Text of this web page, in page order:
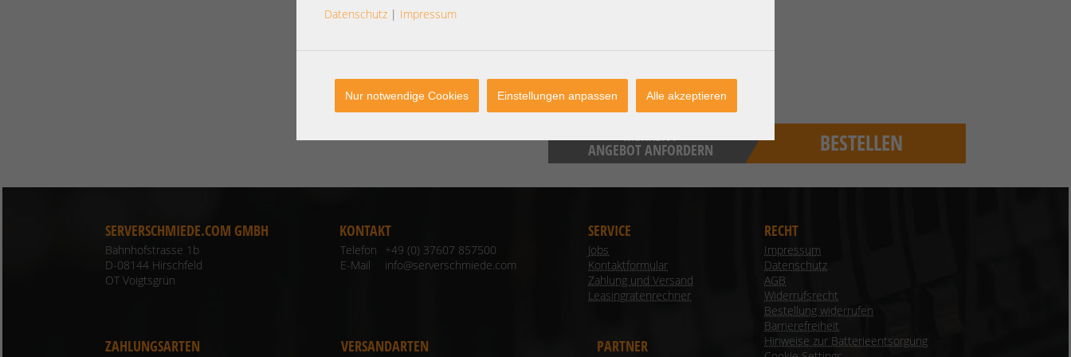
Datenschutz | Impressum
Nur notwendige Cookies Einstellungen anpassen Alle akzeptieren
MERKEN /
ANGEBOT ANFORDERN BESTELLEN
SERVERSCHMIEDE.COM GMBH
Bahnhofstrasse 1b
D-08144 Hirschfeld
OT Voigtsgrün
KONTAKT
Telefon
+49 (0) 37607 857500
E-Mail
info@serverschmiede.com
SERVICE
Jobs
Kontaktformular
Zahlung und Versand
Leasingratenrechner
RECHT
Impressum
Datenschutz
AGB
Widerrufsrecht
Bestellung widerrufen
Barrierefreiheit
Hinweise zur Batterieentsorgung
ZAHLUNGSARTEN VERSANDARTEN PARTNER